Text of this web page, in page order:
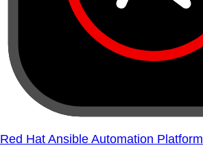
Red Hat Ansible Automation Platform